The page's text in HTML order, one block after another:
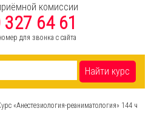
комиссии
64 61
для звонка с сайта
Найти курс
«Анестезиология-реаниматология» 144 ч